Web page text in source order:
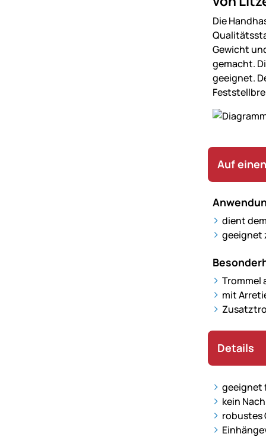
Die
Gewicht
gemacht.
geeignet.
Auf
dient
geeignet
Trommel
mit
Details
geeignet
kein
robustes